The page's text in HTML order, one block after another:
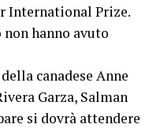
International Prize.
hanno avuto
canadese Anne
Garza, Salman
si dovrà attendere